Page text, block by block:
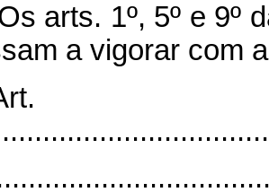
arts. 1º, 5º e 9º
a vigorar com